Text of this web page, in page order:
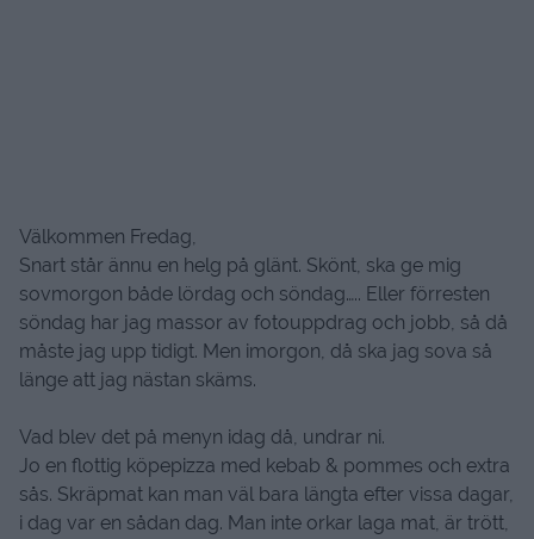
Välkommen Fredag,
Snart står ännu en helg på glänt. Skönt, ska ge mig
sovmorgon både lördag och söndag….. Eller förresten
söndag har jag massor av fotouppdrag och jobb, så då
måste jag upp tidigt. Men imorgon, då ska jag sova så
länge att jag nästan skäms.
Vad blev det på menyn idag då, undrar ni.
Jo en flottig köpepizza med kebab & pommes och extra
sås. Skräpmat kan man väl bara längta efter vissa dagar,
i dag var en sådan dag. Man inte orkar laga mat, är trött,